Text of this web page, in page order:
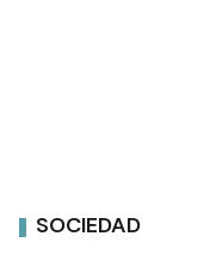
SOCIEDAD